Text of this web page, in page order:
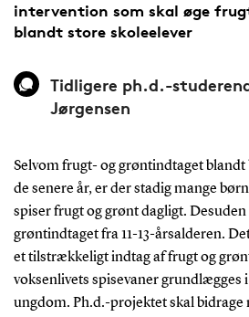
intervention som skal øge
blandt store skoleelever
Tidligere ph.d.-
Jørgensen
Selvom frugt- og grøntindtaget blandt
de senere år, er der stadig mange
spiser frugt og grønt dagligt.
grøntindtaget fra 11-13-årsalderen.
et tilstrækkeligt indtag af frugt og
voksenlivets spisevaner grundlægges
ungdom. Ph.d.-projektet skal bidrage